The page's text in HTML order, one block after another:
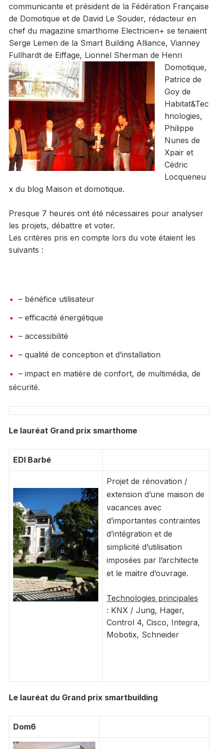
communicante et président de la Fédération Française
de Domotique et de David Le Souder, rédacteur en
chef du magazine smarthome Electricien+ se tenaient
Serge Lemen de la Smart Building Alliance, Vianney
Fullhardt de Eiffage, Lionnel Sherman de Henri
Domotique,
Patrice de
Goy de
Habitat&Tec
hnologies,
Philippe
Nunes de
Xpair et
Cédric
Locqueneu
x du blog Maison et domotique.
Presque 7 heures ont été nécessaires pour analyser
les projets, débattre et voter.
Les critères pris en compte lors du vote étaient les
suivants :
– bénéfice utilisateur
– efficacité énergétique
– accessibilité
– qualité de conception et d’installation
– impact en matière de confort, de multimédia, de
sécurité.
Le lauréat Grand prix smarthome
EDI Barbé
Projet de rénovation /
extension d’une maison de
vacances avec
d’importantes contraintes
d’intégration et de
simplicité d’utilisation
imposées par l’architecte
et le maitre d’ouvrage.
Technologies principales
: KNX / Jung, Hager,
Control 4, Cisco, Integra,
Mobotix, Schneider
Le lauréat du Grand prix smartbuilding
Dom6